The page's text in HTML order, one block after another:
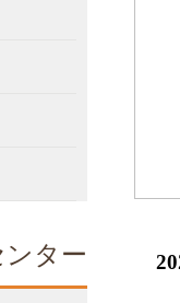
ター